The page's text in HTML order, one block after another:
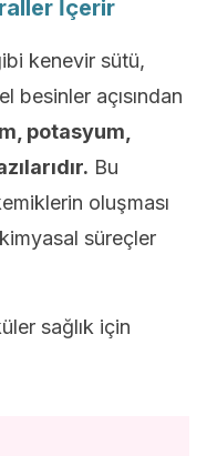
İçerir
kenevir sütü,
besinler açısından
potasyum,
Bu
oluşması
süreçler
sağlık için